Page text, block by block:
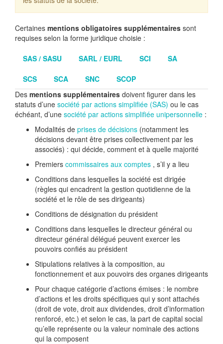
Certaines mentions obligatoires supplémentaires sont
requises selon la forme juridique choisie :
SAS / SASU SARL / EURL SCI SA
SCS SCA SNC
SCOP
Des mentions supplémentaires doivent figurer dans les
statuts d’une société par actions simplifiée (SAS) ou le cas
échéant, d’une société par actions simplifiée unipersonnelle :
Modalités de prises de décisions (notamment les
décisions devant être prises collectivement par les
associés) : qui décide, comment et à quelle majorité
Premiers commissaires aux comptes , s’il y a lieu
Conditions dans lesquelles la société est dirigée
(règles qui encadrent la gestion quotidienne de la
société et le rôle de ses dirigeants)
Conditions de désignation du président
Conditions dans lesquelles le directeur général ou
directeur général délégué peuvent exercer les
pouvoirs confiés au président
Stipulations relatives à la composition, au
fonctionnement et aux pouvoirs des organes dirigeants
Pour chaque catégorie d’actions émises : le nombre
d’actions et les droits spécifiques qui y sont attachés
(droit de vote, droit aux dividendes, droit d’information
renforcé, etc.) et selon le cas, la part de capital social
qu’elle représente ou la valeur nominale des actions
qui la composent